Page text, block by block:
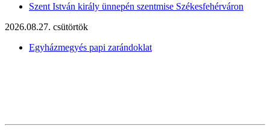
Szent István király ünnepén szentmise Székesfehérváron
2026.08.27. csütörtök
Egyházmegyés papi zarándoklat